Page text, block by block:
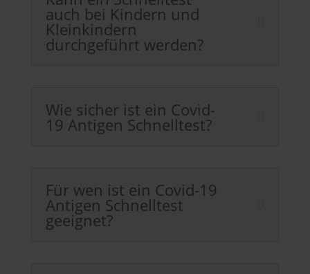
auch bei Kindern und
Kleinkindern
durchgeführt werden?
Wie sicher ist ein Covid-
19 Antigen Schnelltest?
Für wen ist ein Covid-19
Antigen Schnelltest
geeignet?